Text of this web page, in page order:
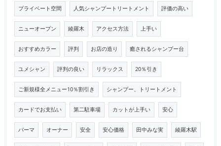
プライベート空間 人気シャンプートリートメント 評価の高い
ニューオープン 綾羅木 アクセス方法 上手い
おすすめカラー 評判 お店の造り 癒されるシャンプー台
ユメシャン 評判の良い リラックス 20％引き
ご新規様全メニュー10％割引き シャンプー、トリートメント
カードでお支払い 第二駐車場 カットが上手い 安心
パーマ オーナー 安全 安心価格 田中みな実 綾羅木駅